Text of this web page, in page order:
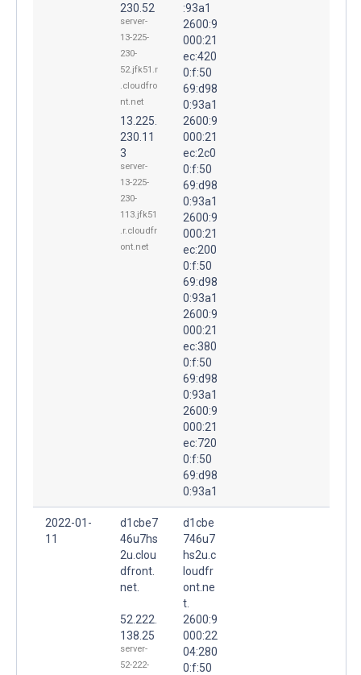
230.52
server-
13-225-
230-
52.jfk51.r
.cloudfro
nt.net
13.225.
230.11
3
server-
13-225-
230-
113.jfk51
.r.cloudfr
ont.net
:93a1
2600:9
000:21
ec:420
0:f:50
69:d98
0:93a1
2600:9
000:21
ec:2c0
0:f:50
69:d98
0:93a1
2600:9
000:21
ec:200
0:f:50
69:d98
0:93a1
2600:9
000:21
ec:380
0:f:50
69:d98
0:93a1
2600:9
000:21
ec:720
0:f:50
69:d98
0:93a1
2022-01-
11
d1cbe7
46u7hs
2u.clou
dfront.
net.
52.222.
138.25
server-
52-222-
d1cbe
746u7
hs2u.c
loudfr
ont.ne
t.
2600:9
000:22
04:280
0:f:50